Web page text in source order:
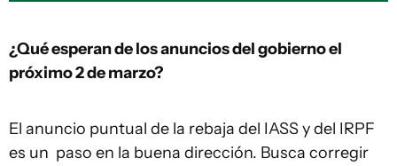
¿Qué esperan de los anuncios del gobierno el
próximo 2 de marzo?
El anuncio puntual de la rebaja del IASS y del IRPF
es un paso en la buena dirección. Busca corregir